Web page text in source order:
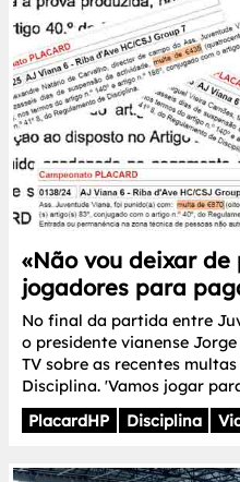
«Não vou deixar de
jogadores para
No final da partida entre
o presidente vianense
TV sobre as recentes
Disciplina. 'Vamos jogar
PlacardHP
Disciplina